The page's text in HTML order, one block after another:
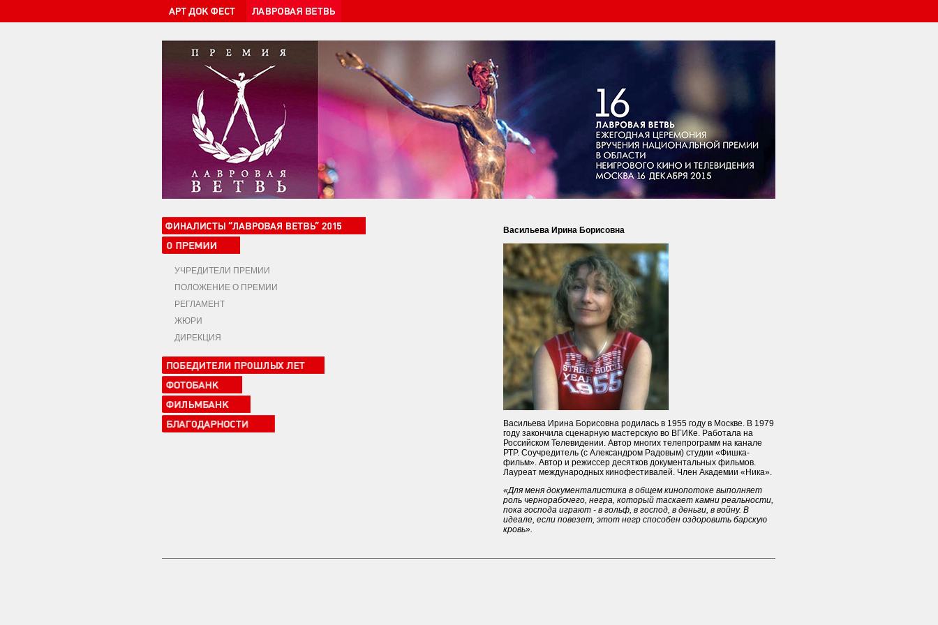
УЧРЕДИТЕЛИ ПРЕМИИ
ПОЛОЖЕНИЕ О ПРЕМИИ
РЕГЛАМЕНТ
ЖЮРИ
ДИРЕКЦИЯ
Васильева Ирина Борисовна
Васильева Ирина Борисовна родилась в 1955 году в Москве. В 1979
году закончила сценарную мастерскую во ВГИКе. Работала на
Российском Телевидении. Автор многих телепрограмм на канале
РТР. Соучредитель (с Александром Радовым) студии «Фишка-
фильм». Автор и режиссер десятков документальных фильмов.
Лауреат международных кинофестивалей. Член Академии «Ника».
«Для меня документалистика в общем кинопотоке выполняет
роль чернорабочего, негра, который таскает камни реальности,
пока господа играют - в гольф, в господ, в деньги, в войну. В
идеале, если повезет, этот негр способен оздоровить барскую
кровь».